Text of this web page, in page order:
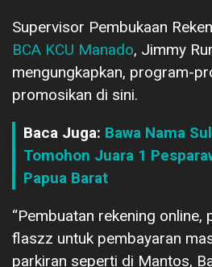
Supervisor Pembukaan
BCA KCU Manado, Jimmy
mengungkapkan, program-
promosikan di sini.
Baca Juga: Bawa Nama
Tomohon Juara 1
Papua Barat
“Pembuatan rekening online,
flaszz untuk pembayaran
parkiran seperti di Mantos,